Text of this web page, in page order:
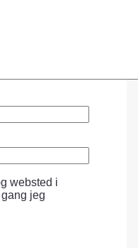
websted i
jeg